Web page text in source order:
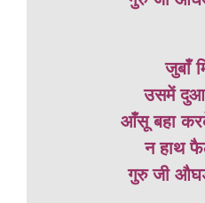
जुबाँ
उसमें दुआ
आँसू बहा
न हाथ
गुरु जी